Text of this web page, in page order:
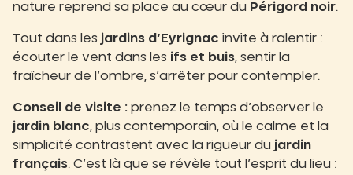
nature reprend sa place au cœur du Périgord noir.
Tout dans les jardins d’Eyrignac invite à ralentir :
écouter le vent dans les ifs et buis, sentir la
fraîcheur de l’ombre, s’arrêter pour contempler.
Conseil de visite : prenez le temps d’observer le
jardin blanc, plus contemporain, où le calme et la
simplicité contrastent avec la rigueur du jardin
français. C’est là que se révèle tout l’esprit du lieu :